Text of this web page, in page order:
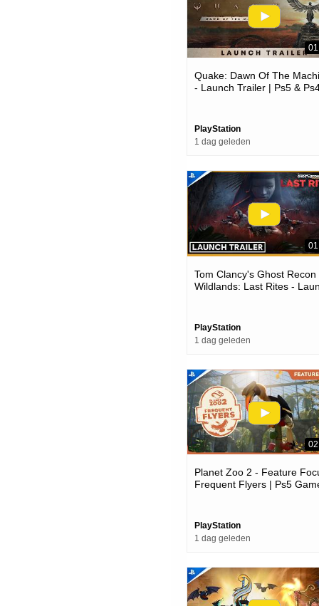
Quake: Dawn Of The
- Launch Trailer | Ps5 &
PlayStation
1 dag geleden
Tom Clancy's Ghost Recon
Wildlands: Last Rites -
PlayStation
1 dag geleden
Planet Zoo 2 - Feature
Frequent Flyers | Ps5
PlayStation
1 dag geleden